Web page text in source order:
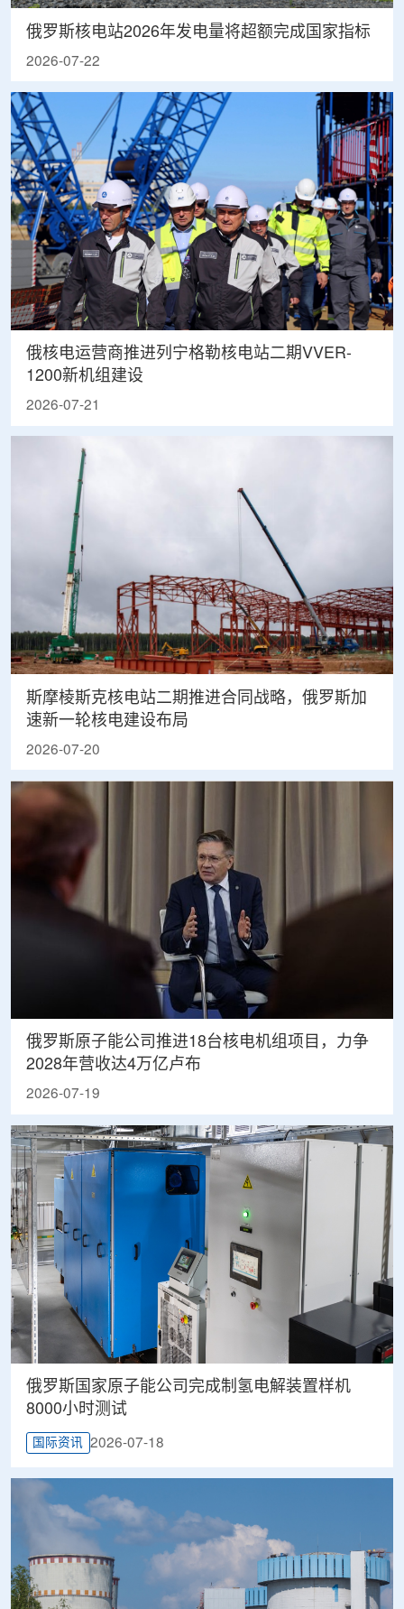
俄罗斯核电站2026年发电量将超额完成国家指标
2026-07-22
俄核电运营商推进列宁格勒核电站二期VVER-
1200新机组建设
2026-07-21
斯摩棱斯克核电站二期推进合同战略，俄罗斯加
速新一轮核电建设布局
2026-07-20
俄罗斯原子能公司推进18台核电机组项目，力争
2028年营收达4万亿卢布
2026-07-19
俄罗斯国家原子能公司完成制氢电解装置样机
8000小时测试
国际资讯 2026-07-18